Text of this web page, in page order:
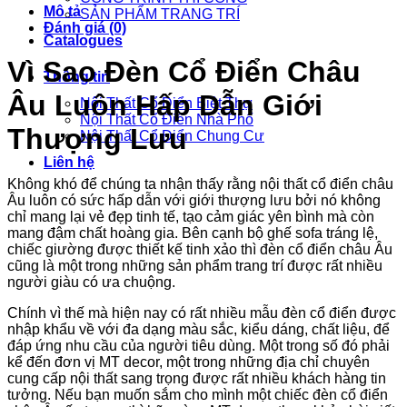
SẢN PHẨM TRANG TRÍ
Catalogues
Thông tin
Nội Thất Cổ Điển Biệt Thự
Nội Thất Cổ Điển Nhà Phố
Nội Thất Cổ Điển Chung Cư
Liên hệ
Mô tả
Đánh giá (0)
Vì Sao Đèn Cổ Điển Châu
Âu Luôn Hấp Dẫn Giới
Thượng Lưu
Không khó để chúng ta nhận thấy rằng nội thất cổ điển châu
Âu luôn có sức hấp dẫn với giới thượng lưu bởi nó không
chỉ mang lại vẻ đẹp tinh tế, tạo cảm giác yên bình mà còn
mang đậm chất hoàng gia. Bên cạnh bộ ghế sofa tráng lệ,
chiếc giường được thiết kế tinh xảo thì đèn cổ điển châu Âu
cũng là một trong những sản phẩm trang trí được rất nhiều
người giàu có ưa chuộng.
Chính vì thế mà hiện nay có rất nhiều mẫu đèn cổ điển được
nhập khẩu về với đa dạng màu sắc, kiểu dáng, chất liệu, để
đáp ứng nhu cầu của người tiêu dùng. Một trong số đó phải
kể đến đơn vị MT decor, một trong những địa chỉ chuyên
cung cấp nội thất sang trọng được rất nhiều khách hàng tin
tưởng. Nếu bạn muốn sắm cho mình một chiếc đèn cổ điển